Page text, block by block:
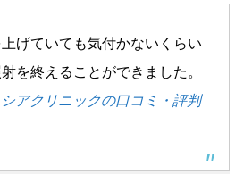
げていても気付かないくらい
を終えることができました。
シアクリニックの口コミ・評判